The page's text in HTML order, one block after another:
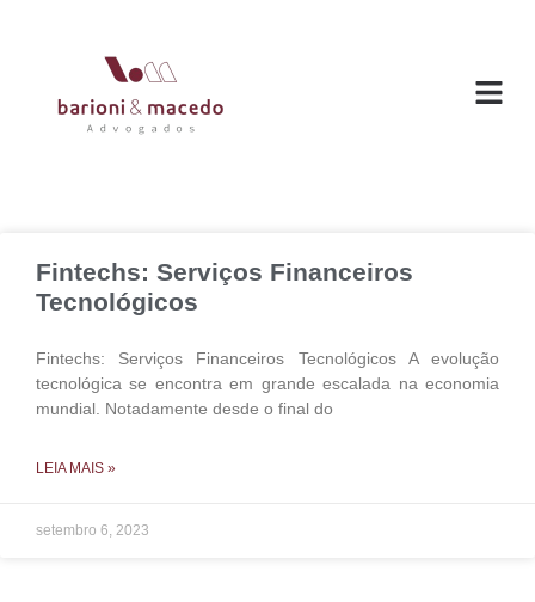
Fintechs: Serviços Financeiros
Tecnológicos
Fintechs: Serviços Financeiros Tecnológicos A evolução
tecnológica se encontra em grande escalada na economia
mundial. Notadamente desde o final do
LEIA MAIS »
setembro 6, 2023